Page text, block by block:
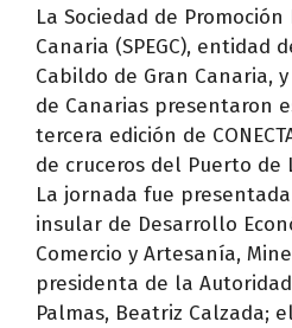
La Sociedad de Promoción
Canaria (SPEGC), entidad
Cabildo de Gran Canaria,
de Canarias presentaron
tercera edición de
de cruceros del Puerto de
La jornada fue
insular de Desarrollo
Comercio y Artesanía,
presidenta de la
Palmas, Beatriz Calzada;